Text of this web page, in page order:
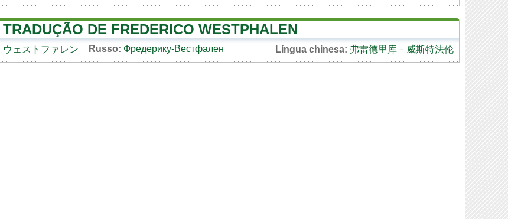
DE FREDERICO WESTPHALEN
ウェストファレン Russo: Фредерику-Вестфален Língua chinesa: 弗雷德里库－威斯特法伦